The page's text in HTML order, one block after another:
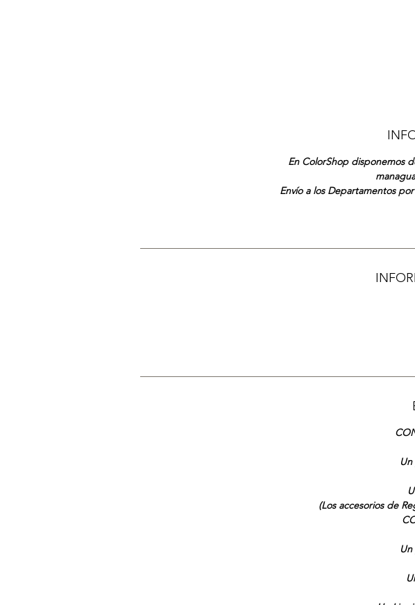
En ColorShop disponemos
Envío a los Departamentos
(Los accesorios de